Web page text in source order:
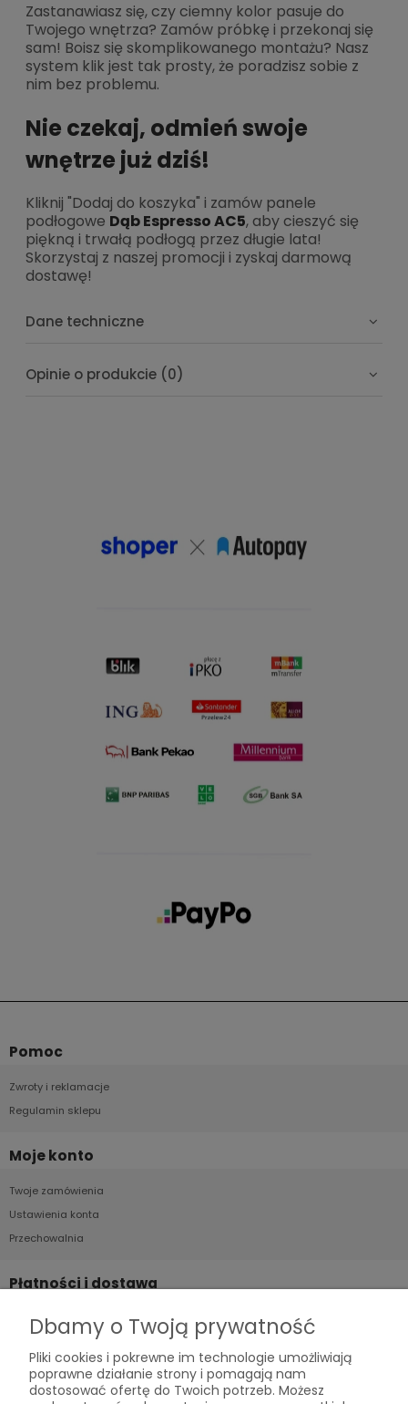
Zastanawiasz się, czy ciemny kolor pasuje do
Twojego wnętrza? Zamów próbkę i przekonaj się
sam! Boisz się skomplikowanego montażu? Nasz
system klik jest tak prosty, że poradzisz sobie z
nim bez problemu.
Nie czekaj, odmień swoje
wnętrze już dziś!
Kliknij "Dodaj do koszyka" i zamów panele
podłogowe Dąb Espresso AC5, aby cieszyć się
piękną i trwałą podłogą przez długie lata!
Skorzystaj z naszej promocji i zyskaj darmową
dostawę!
Dane techniczne
Opinie o produkcie (0)
Pomoc
Zwroty i reklamacje
Regulamin sklepu
Moje konto
Twoje zamówienia
Ustawienia konta
Przechowalnia
Płatności i dostawa
Formy płatności
Czas i koszty dostawy
Czas realizacji zamówienia
Dbamy o Twoją prywatność
Pliki cookies i pokrewne im technologie umożliwiają
poprawne działanie strony i pomagają nam
dostosować ofertę do Twoich potrzeb. Możesz